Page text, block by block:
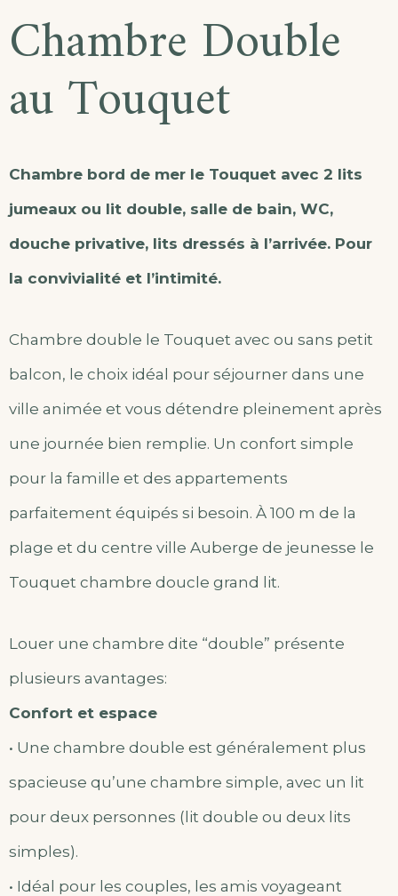
Chambre Double
au Touquet
Chambre bord de mer le Touquet avec 2 lits
jumeaux ou lit double, salle de bain, WC,
douche privative, lits dressés à l’arrivée. Pour
la convivialité et l’intimité.
Chambre double le Touquet avec ou sans petit
balcon, le choix idéal pour séjourner dans une
ville animée et vous détendre pleinement après
une journée bien remplie. Un confort simple
pour la famille et des appartements
parfaitement équipés si besoin. À 100 m de la
plage et du centre ville Auberge de jeunesse le
Touquet chambre doucle grand lit.
Louer une chambre dite “double” présente
plusieurs avantages:
Confort et espace
• Une chambre double est généralement plus
spacieuse qu’une chambre simple, avec un lit
pour deux personnes (lit double ou deux lits
simples).
• Idéal pour les couples, les amis voyageant